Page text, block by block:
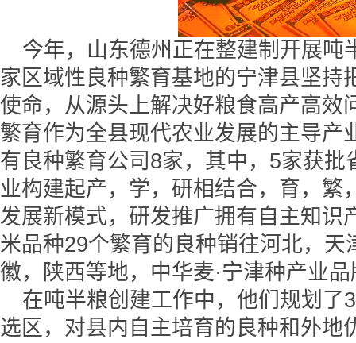
今年，山东德州正在整建制开展吨
家区域性良种繁育基地的宁津县坚持
使命，从源头上解决好粮食高产高效
繁育作为全县现代农业发展的主导产
有良种繁育公司8家，其中，5家获
业构建起产，学，研相结合，育，繁
发展新模式，研发推广拥有自主知识
米品种29个繁育的良种销往河北，
徽，陕西等地，中华麦·宁津种产业
在吨半粮创建工作中，他们规划了
选区，对县内自主培育的良种和外地